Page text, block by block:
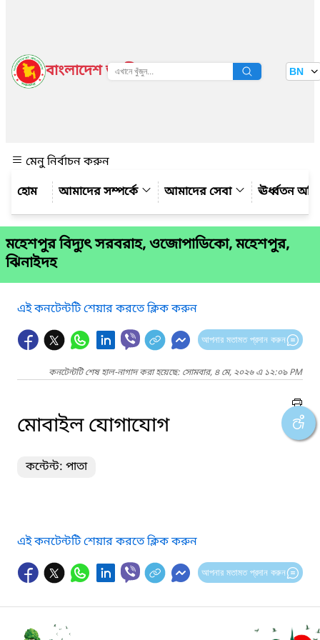
বাংলাদেশ জাতীয় তথ্য বাতায়ন BN
মেনু নির্বাচন করুন
আমাদের সম্পর্কে
আমাদের সেবা ঊর্ধ্বতন
মহেশপুর বিদ্যুৎ সরবরাহ, ওজোপাডিকো, মহেশপুর,
ঝিনাইদহ
এই কনটেন্টটি শেয়ার করতে ক্লিক করুন
আপনার মতামত প্রদান করুন
কনটেন্টটি শেষ হাল-নাগাদ করা হয়েছে: সোমবার, ৪ মে, ২০২৬ এ ১২:০৯ PM
মোবাইল যোগাযোগ
কন্টেন্ট: পাতা
এই কনটেন্টটি শেয়ার করতে ক্লিক করুন
আপনার মতামত প্রদান করুন